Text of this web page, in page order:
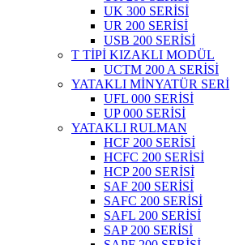
UK 300 SERİSİ
UR 200 SERİSİ
USB 200 SERİSİ
T TİPİ KIZAKLI MODÜL
UCTM 200 A SERİSİ
YATAKLI MİNYATÜR SERİ
UFL 000 SERİSİ
UP 000 SERİSİ
YATAKLI RULMAN
HCF 200 SERİSİ
HCFC 200 SERİSİ
HCP 200 SERİSİ
SAF 200 SERİSİ
SAFC 200 SERİSİ
SAFL 200 SERİSİ
SAP 200 SERİSİ